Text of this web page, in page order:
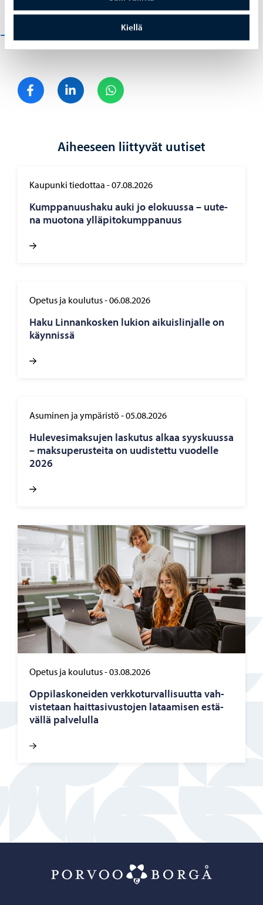
Kiellä
takaisinvuokrausta kaupungille.
Jaa FacebookJaa LinkedIn
Aiheeseen liittyvät uutiset
Kaupunki tiedottaa -07.08.2026
Kump­pa­nuus­ha­ku auki jo elo­kuus­sa – uu­te­
na muo­to­na yl­lä­pi­to­kump­pa­nuus
Opetus ja koulutus-06.08.2026
Haku Lin­nan­kos­ken lu­kion ai­kuis­lin­jal­le on
käyn­nis­sä
Asuminen ja ympäristö-05.08.2026
Hu­le­ve­si­mak­su­jen las­ku­tus alkaa syys­kuus­sa
– mak­su­pe­rus­tei­ta on uu­dis­tet­tu vuo­del­le
2026
Opetus ja koulutus-03.08.2026
Op­pi­las­ko­nei­den verk­ko­tur­val­li­suut­ta vah­
vis­te­taan hait­ta­si­vus­to­jen la­taa­mi­sen es­tä­
väl­lä pal­ve­lul­la